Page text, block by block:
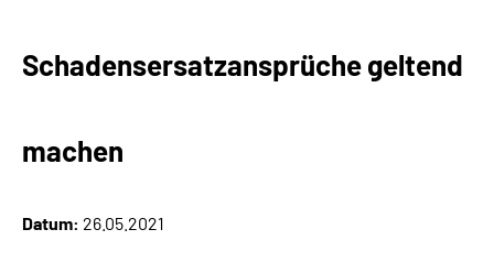
Rente
Schadensersatzansprüche geltend
machen
Datum: 26.05.2021